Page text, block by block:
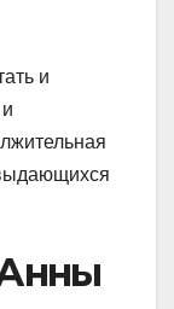
и